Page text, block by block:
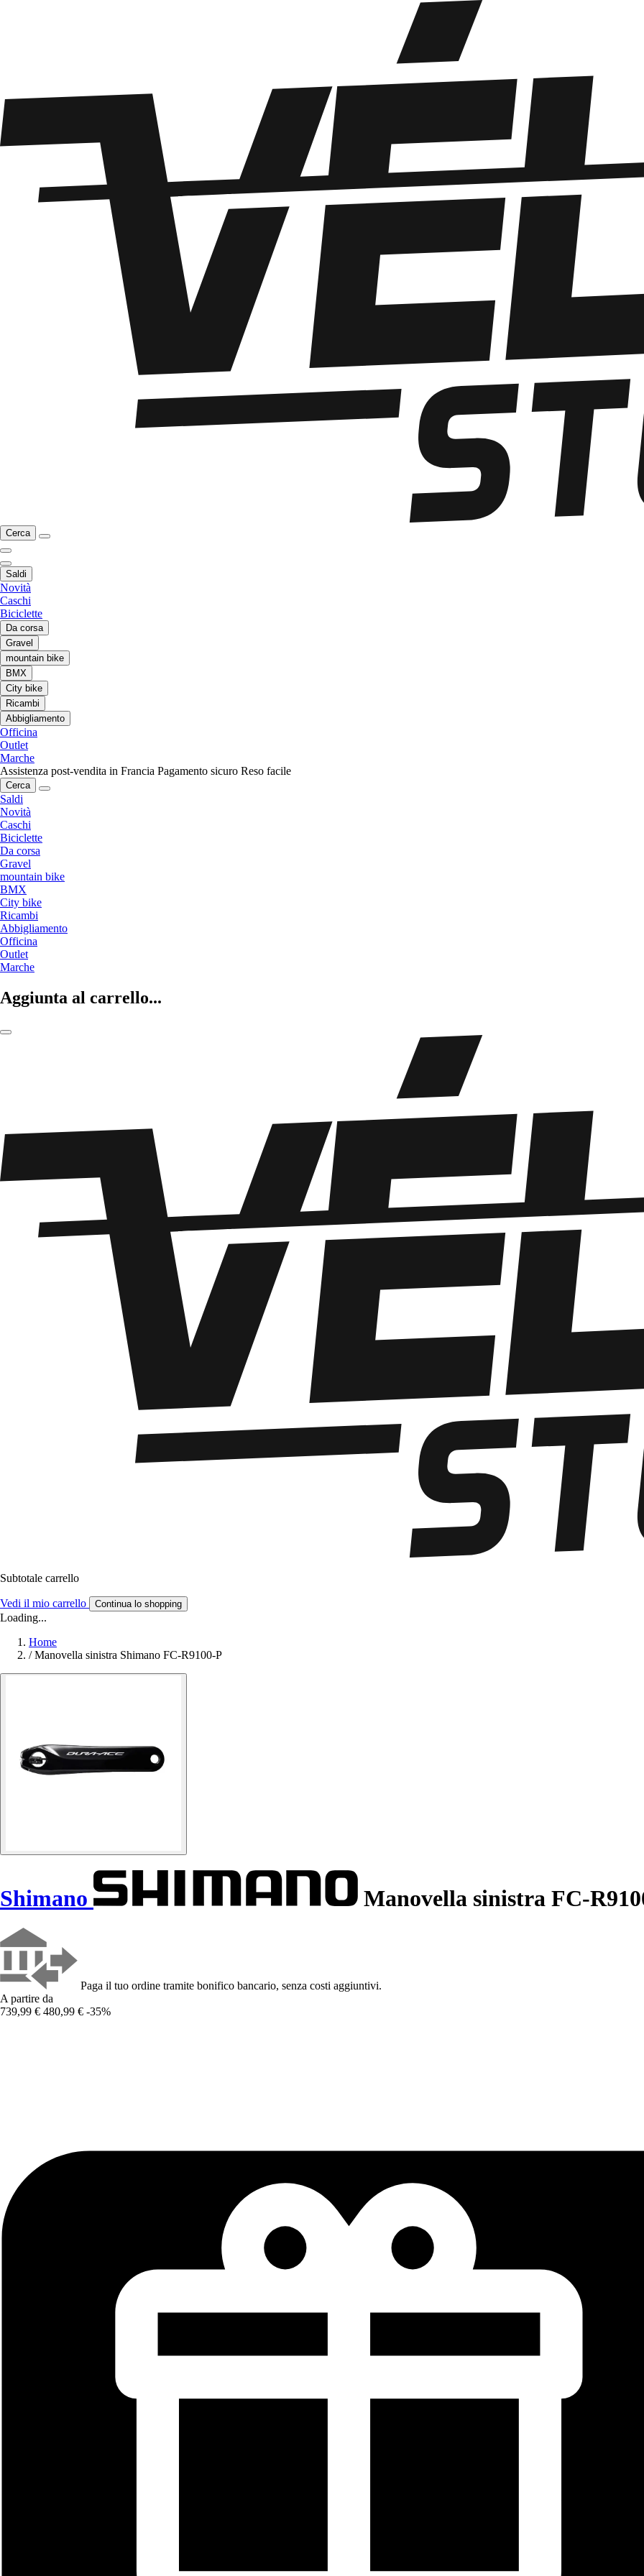
Cerca
Saldi
Novità
Caschi
Biciclette
Da corsa
Gravel
mountain bike
BMX
City bike
Ricambi
Abbigliamento
Officina
Outlet
Marche
Assistenza post-vendita in Francia Pagamento sicuro Reso facile
Cerca
Saldi
Novità
Caschi
Biciclette
Da corsa
Gravel
mountain bike
BMX
City bike
Ricambi
Abbigliamento
Officina
Outlet
Marche
Aggiunta al carrello...
Subtotale carrello
Vedi il mio carrello Continua lo shopping
Loading...
Home
/ Manovella sinistra Shimano FC-R9100-P
Shimano Manovella sinistra FC-
Paga il tuo ordine tramite bonifico bancario, senza costi aggiuntivi.
A partire da
739,99 € 480,99 € -35%